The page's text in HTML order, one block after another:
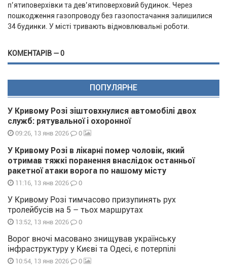
п’ятиповерхівки та дев’ятиповерховий будинок. Через
пошкодження газопроводу без газопостачання залишилися
34 будинки. У місті тривають відновлювальні роботи.
КОМЕНТАРІВ — 0
ПОПУЛЯРНЕ
У Кривому Розі зіштовхнулися автомобілі двох
служб: рятувальної і охоронної
09:26, 13 янв 2026 0
У Кривому Розі в лікарні помер чоловік, який
отримав тяжкі поранення внаслідок останньої
ракетної атаки ворога по нашому місту
11:16, 13 янв 2026 0
У Кривому Розі тимчасово призупинять рух
тролейбусів на 5 – тьох маршрутах
13:52, 13 янв 2026 0
Ворог вночі масовано знищував українську
інфраструктуру у Києві та Одесі, є потерпілі
10:54, 13 янв 2026 0